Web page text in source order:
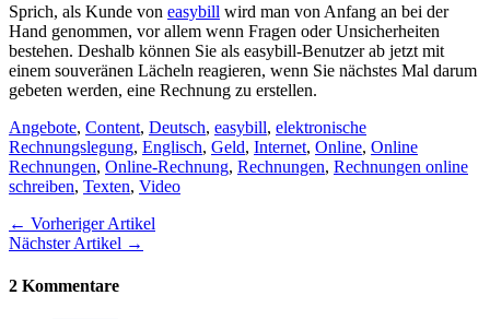
Sprich, als Kunde von easybill wird man von Anfang an bei der
Hand genommen, vor allem wenn Fragen oder Unsicherheiten
bestehen. Deshalb können Sie als easybill-Benutzer ab jetzt mit
einem souveränen Lächeln reagieren, wenn Sie nächstes Mal darum
gebeten werden, eine Rechnung zu erstellen.
Angebote, Content, Deutsch, easybill, elektronische
Rechnungslegung, Englisch, Geld, Internet, Online, Online
Rechnungen, Online-Rechnung, Rechnungen, Rechnungen online
schreiben, Texten, Video
← Vorheriger Artikel
Nächster Artikel →
2 Kommentare